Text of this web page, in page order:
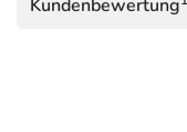
Kundenbewertung